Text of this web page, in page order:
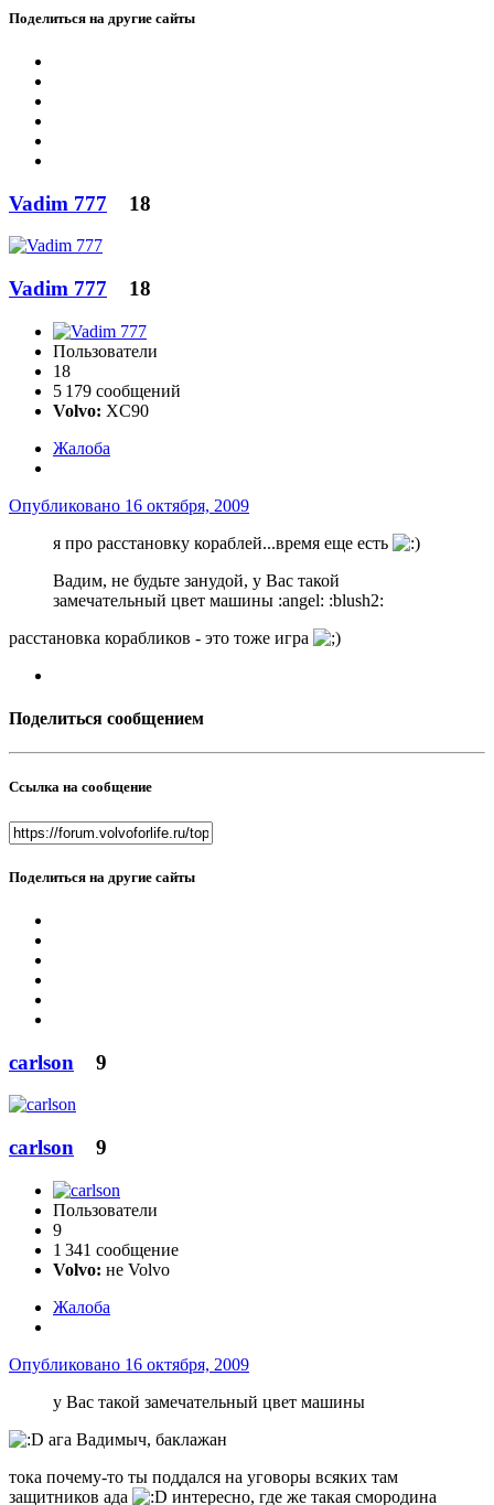
Поделиться на другие сайты
Vadim 777 18
Vadim 777 18
Пользователи
18
5 179 сообщений
Volvo: XC90
Жалоба
Опубликовано 16 октября, 2009
я про расстановку кораблей...время еще есть
Вадим, не будьте занудой, у Вас такой
замечательный цвет машины :angel: :blush2:
расстановка корабликов - это тоже игра
Поделиться сообщением
Ссылка на сообщение
Поделиться на другие сайты
carlson 9
carlson 9
Пользователи
9
1 341 сообщение
Volvo: не Volvo
Жалоба
Опубликовано 16 октября, 2009
у Вас такой замечательный цвет машины
ага Вадимыч, баклажан
тока почему-то ты поддался на уговоры всяких там
защитников ада
интересно, где же такая смородина